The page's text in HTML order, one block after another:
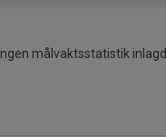
Ingen målvaktsstatistik inlagd